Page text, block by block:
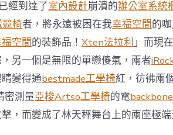
嵐
室
內
設
計
過
往
半
年
總
買
經到達了室內設計崩潰的辦公室系統
競椅者，將永遠被困在我幸福空間的咖
空間的裝飾品！ Xten法拉利」而現在
另一個是無限的單戀傻氣，兩者
變得通bestmade工學椅紅，彷彿兩
密測量亞梭Artso工學椅的電
，而變成了林天秤舞台上的兩座極